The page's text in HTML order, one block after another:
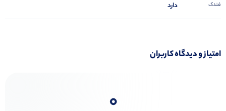
فندک دارد
امتیاز و دیدگاه کاربران
0